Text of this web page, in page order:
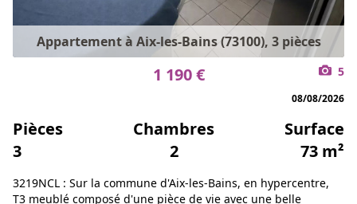
Appartement à Aix-les-Bains (73100), 3 pièces
1 190 € 5
08/08/2026
Pièces
3
Chambres
2
Surface
73 m²
3219NCL : Sur la commune d'Aix-les-Bains, en hypercentre,
T3 meublé composé d'une pièce de vie avec une belle